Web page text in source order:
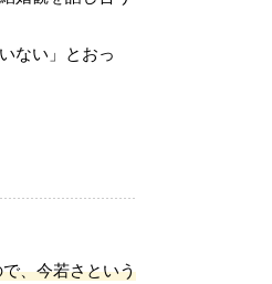
ない」とおっ
、今若さという